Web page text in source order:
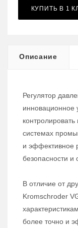
КУПИТЬ В 1
Описание
Регулятор
инновационное
контролировать
системах
и эффективное
безопасности и
В отличие от
Kromschroder
более точно и